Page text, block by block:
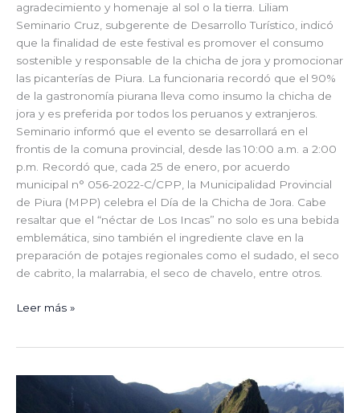
agradecimiento y homenaje al sol o la tierra. Liliam
Seminario Cruz, subgerente de Desarrollo Turístico, indicó
que la finalidad de este festival es promover el consumo
sostenible y responsable de la chicha de jora y promocionar
las picanterías de Piura. La funcionaria recordó que el 90%
de la gastronomía piurana lleva como insumo la chicha de
jora y es preferida por todos los peruanos y extranjeros.
Seminario informó que el evento se desarrollará en el
frontis de la comuna provincial, desde las 10:00 a.m. a 2:00
p.m. Recordó que, cada 25 de enero, por acuerdo
municipal n° 056-2022-C/CPP, la Municipalidad Provincial
de Piura (MPP) celebra el Día de la Chicha de Jora. Cabe
resaltar que el “néctar de Los Incas” no solo es una bebida
emblemática, sino también el ingrediente clave en la
preparación de potajes regionales como el sudado, el seco
de cabrito, la malarrabia, el seco de chavelo, entre otros.
Leer más »